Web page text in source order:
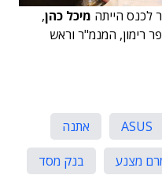
לכנס הייתה מיכל כהן,
רימון, המנמ"ר וראש
ASUS
אתנה
מצנע
בנק מסד